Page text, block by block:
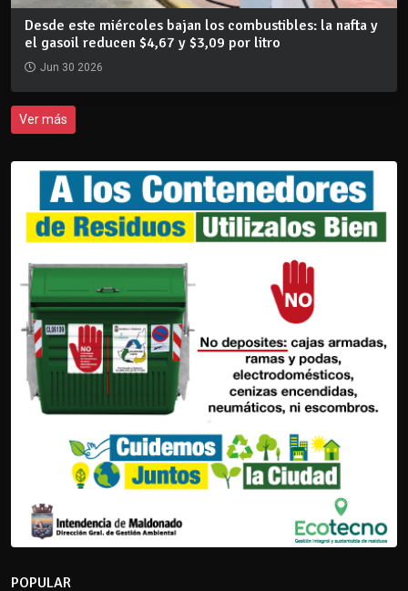
Desde este miércoles bajan los combustibles: la nafta y
el gasoil reducen $4,67 y $3,09 por litro
Jun 30 2026
Ver más
POPULAR